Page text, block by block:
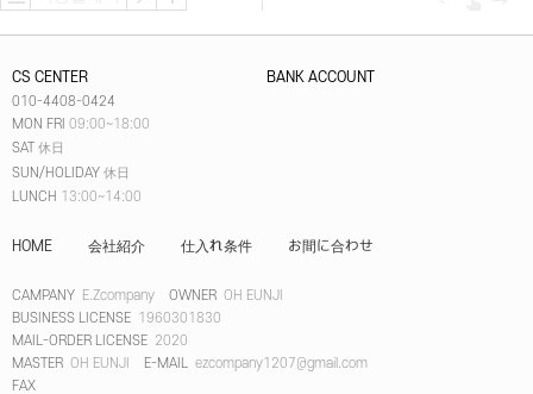
CS CENTER
010-4408-0424
MON FRI 09:00~18:00
SAT 休日
SUN/HOLIDAY 休日
LUNCH 13:00~14:00
BANK ACCOUNT
HOME 会社紹介 仕入れ条件 お間に合わせ
CAMPANY E.Zcompany OWNER OH EUNJI
BUSINESS LICENSE 1960301830
MAIL-ORDER LICENSE 2020
MASTER OH EUNJI E-MAIL ezcompany1207@gmail.com
FAX